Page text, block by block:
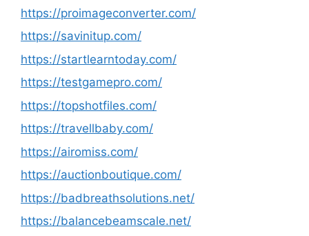
https://proimageconverter.com/
https://savinitup.com/
https://startlearntoday.com/
https://testgamepro.com/
https://topshotfiles.com/
https://travellbaby.com/
https://airomiss.com/
https://auctionboutique.com/
https://badbreathsolutions.net/
https://balancebeamscale.net/